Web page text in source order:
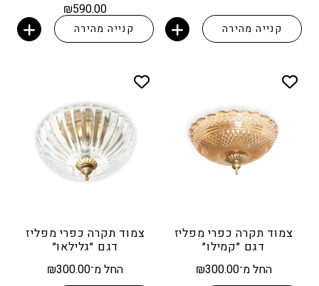
קנייה מהירה
₪590.00
קנייה מהירה
צמוד תקרה כפרי מפליז
דגם ״קמילו״
החל מ־
₪300.00
צמוד תקרה כפרי מפליז
דגם ״גלילאו״
החל מ־
₪300.00